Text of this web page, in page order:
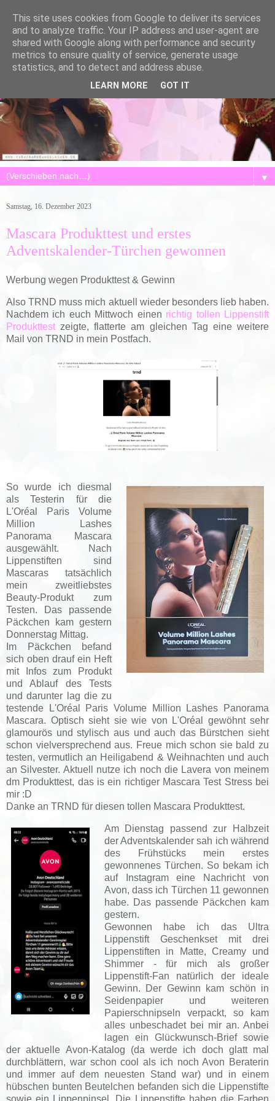
▼
Samstag, 16. Dezember 2023
Mascara Produkttest und erstes
Adventskalender-Türchen gewonnen
Werbung wegen Produkttest & Gewinn
Also TRND muss mich aktuell wieder besonders lieb haben.
Nachdem ich euch Mittwoch einen richtig tollen Lippenstift
Produkttest zeigte, flatterte am gleichen Tag eine weitere
Mail von TRND in mein Postfach.
So wurde ich diesmal
als Testerin für die
L'Oréal Paris Volume
Million Lashes
Panorama Mascara
ausgewählt. Nach
Lippenstiften sind
Mascaras tatsächlich
mein zweitliebstes
Beauty-Produkt zum
Testen. Das passende
Päckchen kam gestern
Donnerstag Mittag.
Im Päckchen befand
sich oben drauf ein Heft
mit Infos zum Produkt
und Ablauf des Tests
und darunter lag die zu
testende L'Oréal Paris Volume Million Lashes Panorama
Mascara. Optisch sieht sie wie von L'Oréal gewöhnt sehr
glamourös und stylisch aus und auch das Bürstchen sieht
schon vielversprechend aus. Freue mich schon sie bald zu
testen, vermutlich an Heiligabend & Weihnachten und auch
an Silvester. Aktuell nutze ich noch die Lavera von meinem
dm Produkttest, das is ein richtiger Mascara Test Stress bei
mir :D
Danke an TRND für diesen tollen Mascara Produkttest.
Am Dienstag passend zur Halbzeit
der Adventskalender sah ich während
des Frühstücks mein erstes
gewonnenes Türchen. So bekam ich
auf Instagram eine Nachricht von
Avon, dass ich Türchen 11 gewonnen
habe. Das passende Päckchen kam
gestern.
Gewonnen habe ich das Ultra
Lippenstift Geschenkset mit drei
Lippenstiften in Matte, Creamy und
Shimmer - für mich als großer
Lippenstift-Fan natürlich der ideale
Gewinn. Der Gewinn kam schön in
Seidenpapier und weiteren
Papierschnipseln verpackt, so kam
alles unbeschadet bei mir an. Anbei
lagen ein Glückwunsch-Brief sowie
der aktuelle Avon-Katalog (da werde ich doch glatt mal
durchblättern, war schon cool als ich noch Avon Beraterin
und immer auf dem neuesten Stand war) und in einem
hübschen bunten Beutelchen befanden sich die Lippenstifte
sowie ein Lippenpinsel. Die Lippenstifte haben die Farben
This site uses cookies from Google to deliver its services
and to analyze traffic. Your IP address and user-agent are
shared with Google along with performance and security
metrics to ensure quality of service, generate usage
statistics, and to detect and address abuse.
LEARN MORE GOT IT